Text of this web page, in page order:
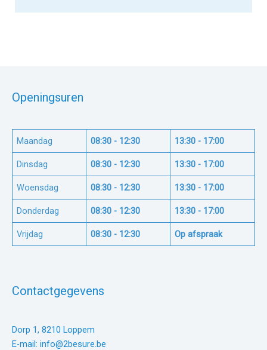
Openingsuren
Maandag 08:30 - 12:30 13:30 - 17:00
Dinsdag 08:30 - 12:30 13:30 - 17:00
Woensdag 08:30 - 12:30 13:30 - 17:00
Donderdag 08:30 - 12:30 13:30 - 17:00
Vrijdag 08:30 - 12:30 Op afspraak
Contactgegevens
Dorp 1, 8210 Loppem
E-mail: info@2besure.be